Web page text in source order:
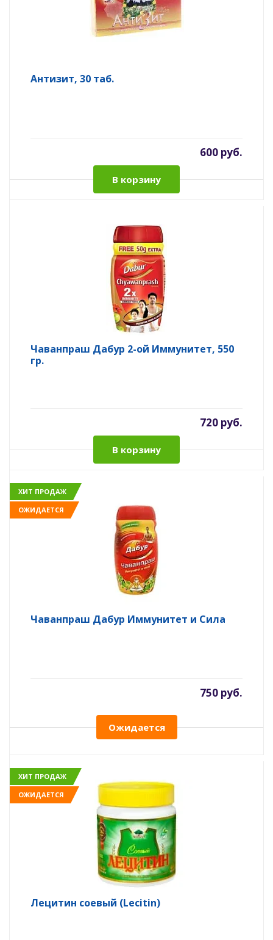
Антизит, 30 таб.
600 руб.
В корзину
Чаванпраш Дабур 2-ой Иммунитет, 550
гр.
720 руб.
В корзину
ХИТ ПРОДАЖ
ОЖИДАЕТСЯ
Чаванпраш Дабур Иммунитет и Сила
750 руб.
Ожидается
ХИТ ПРОДАЖ
ОЖИДАЕТСЯ
Лецитин соевый (Lecitin)